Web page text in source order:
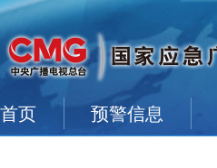
首页 预警信息